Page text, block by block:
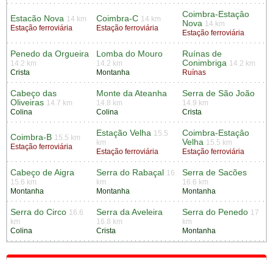
Estacão Nova 14 km
Estação ferroviária
Coimbra-C 14 km
Estação ferroviária
Coimbra-Estaçâo
Nova 14 km
Estação ferroviária
Penedo da Orgueira
14.2 km
Crista
Lomba do Mouro
14.2 km
Montanha
Ruínas de
Conimbriga 14.2 km
Ruínas
Cabeço das
Oliveiras 14.7 km
Colina
Monte da Ateanha
14.8 km
Colina
Serra de São João
14.9 km
Crista
Coimbra-B 15.5 km
Estação ferroviária
Estação Velha 15.5
km
Estação ferroviária
Coimbra-Estaçâo
Velha 15.5 km
Estação ferroviária
Cabeço de Aigra
15.6 km
Montanha
Serra do Rabaçal 16
km
Montanha
Serra de Sacões
16.6 km
Montanha
Serra do Circo 16.6
km
Colina
Serra da Aveleira
16.8 km
Crista
Serra do Penedo 17
km
Montanha